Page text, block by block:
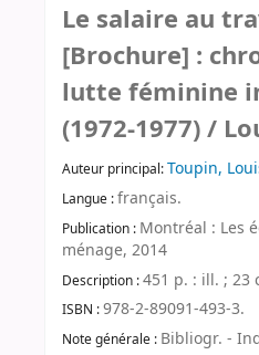
Le salaire au
[Brochure] :
lutte féminine
(1972-1977) /
Auteur principal:Toupin,
Langue :français.
Publication : Montréal : Les
ménage, 2014
Description :451 p. : ill. ; 23
ISBN :978-2-89091-493-3.
Note générale : Bibliogr. -